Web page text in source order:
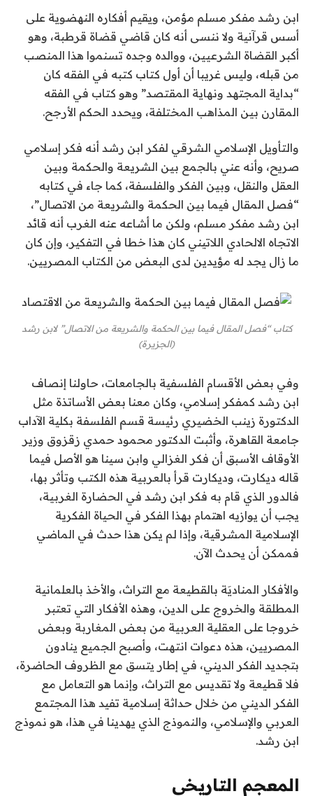
ابن رشد مفكر مسلم مؤمن، ويقيم أفكاره النهضوية على
أسس قرآنية ولا ننسى أنه كان قاضي قضاة قرطبة، وهو
أكبر القضاة الشرعيين، ووالده وجده تسنموا هذا المنصب
من قبله، وليس غريبا أن أول كتاب كتبه في الفقه كان
“بداية المجتهد ونهاية المقتصد” وهو كتاب في الفقه
المقارن بين المذاهب المختلفة، ويحدد الحكم الأرجح.
والتأويل الإسلامي الشرقي لفكر ابن رشد أنه فكر إسلامي
صريح، وأنه عني بالجمع بين الشريعة والحكمة وبين
العقل والنقل، وبين الفكر والفلسفة، كما جاء في كتابه
“فصل المقال فيما بين الحكمة والشريعة من الاتصال”،
ابن رشد مفكر مسلم، ولكن ما أشاعه عنه الغرب أنه قائد
الاتجاه الالحادي اللاتيني كان هذا خطا في التفكير، وإن كان
ما زال يجد له مؤيدين لدى البعض من الكتاب المصريين.
كتاب “فصل المقال فيما بين الحكمة والشريعة من الاتصال” لابن رشد
(الجزيرة)
وفي بعض الأقسام الفلسفية بالجامعات، حاولنا إنصاف
ابن رشد كمفكر إسلامي، وكان معنا بعض الأساتذة مثل
الدكتورة زينب الخضيري رئيسة قسم الفلسفة بكلية الآداب
جامعة القاهرة، وأثبت الدكتور محمود حمدي زقزوق وزير
الأوقاف الأسبق أن فكر الغزالي وابن سينا هو الأصل فيما
قاله ديكارت، وديكارت قرأ بالعربية هذه الكتب وتأثر بها،
فالدور الذي قام به فكر ابن رشد في الحضارة الغربية،
يجب أن يوازيه اهتمام بهذا الفكر في الحياة الفكرية
الإسلامية المشرقية، وإذا لم يكن هذا حدث في الماضي
فممكن أن يحدث الآن.
والأفكار المناديَة بالقطيعة مع التراث، والأخذ بالعلمانية
المطلقة والخروج على الدين، وهذه الأفكار التي تعتبر
خروجا على العقلية العربية من بعض المغاربة وبعض
المصريين، هذه دعوات انتهت، وأصبح الجميع ينادون
بتجديد الفكر الديني، في إطار يتسق مع الظروف الحاضرة،
فلا قطيعة ولا تقديس مع التراث، وإنما هو التعامل مع
الفكر الديني من خلال حداثة إسلامية تفيد هذا المجتمع
العربي والإسلامي، والنموذج الذي يهدينا في هذا، هو نموذج
ابن رشد.
المعجم التاريخي